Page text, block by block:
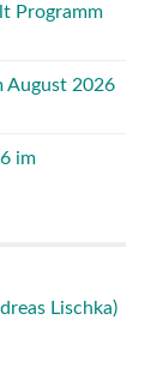
Programm
August 2026
im